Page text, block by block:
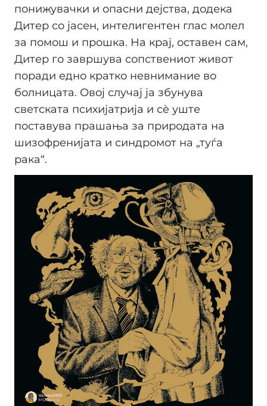
понижувачки и опасни дејства, додека
Дитер со јасен, интелигентен глас молел
за помош и прошка. На крај, оставен сам,
Дитер го завршува сопствениот живот
поради едно кратко невнимание во
болницата. Овој случај ја збунува
светската психијатрија и сè уште
поставува прашања за природата на
шизофренијата и синдромот на „туѓа
рака“.